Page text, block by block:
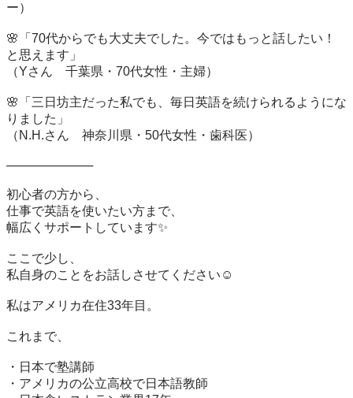
ー）
🌸「70代からでも大丈夫でした。今ではもっと話したい！
と思えます」
（Yさん　千葉県・70代女性・主婦）
🌸「三日坊主だった私でも、毎日英語を続けられるようにな
りました」
（N.H.さん　神奈川県・50代女性・歯科医）
──────────
初心者の方から、
仕事で英語を使いたい方まで、
幅広くサポートしています✨
ここで少し、
私自身のことをお話しさせてください☺️
私はアメリカ在住33年目。
これまで、
・日本で塾講師
・アメリカの公立高校で日本語教師